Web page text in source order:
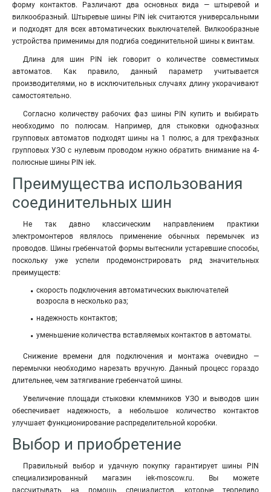
форму контактов. Различают два основных вида — штыревой и
вилкообразный. Штыревые шины PIN iek считаются универсальными
и подходят для всех автоматических выключателей. Вилкообразные
устройства применимы для подгиба соединительной шины к винтам.
Длина для шин PIN iek говорит о количестве совместимых
автоматов. Как правило, данный параметр учитывается
производителями, но в исключительных случаях длину укорачивают
самостоятельно.
Согласно количеству рабочих фаз шины PIN купить и выбирать
необходимо по полюсам. Например, для стыковки однофазных
групповых автоматов подходят шины на 1 полюс, а для трехфазных
групповых УЗО с нулевым проводом нужно обратить внимание на 4-
полюсные шины PIN iek.
Преимущества использования
соединительных шин
Не так давно классическим направлением практики
электромонтеров являлось применение обычных перемычек из
проводов. Шины гребенчатой формы вытеснили устаревшие способы,
поскольку уже успели продемонстрировать ряд значительных
преимуществ:
скорость подключения автоматических выключателей
возросла в несколько раз;
надежность контактов;
уменьшение количества вставляемых контактов в автоматы.
Снижение времени для подключения и монтажа очевидно —
перемычки необходимо нарезать вручную. Данный процесс гораздо
длительнее, чем затягивание гребенчатой шины.
Увеличение площади стыковки клеммников УЗО и выводов шин
обеспечивает надежность, а небольшое количество контактов
улучшает функционирование распределительной коробки.
Выбор и приобретение
Правильный выбор и удачную покупку гарантирует шины PIN
специализированный магазин iek-moscow.ru. Вы можете
рассчитывать на помощь специалистов, которые терпеливо